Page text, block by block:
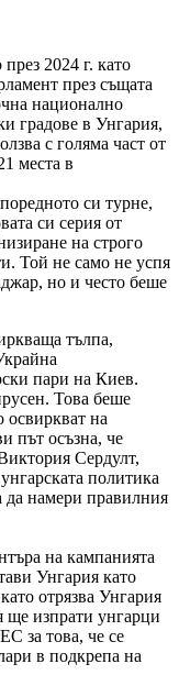
2024 г. като
през същата
национално
градове в Унгария,
с голяма част от
места в
си турне,
си серия от
на строго
Той не само не успя
но и често беше
тълпа,
пари на Киев.
Това беше
освиркват на
път осъзна, че
Сердулт,
политика
да намери правилния
на кампанията
Унгария като
отрязва Унгария
ще изпрати унгарци
за това, че се
в подкрепа на